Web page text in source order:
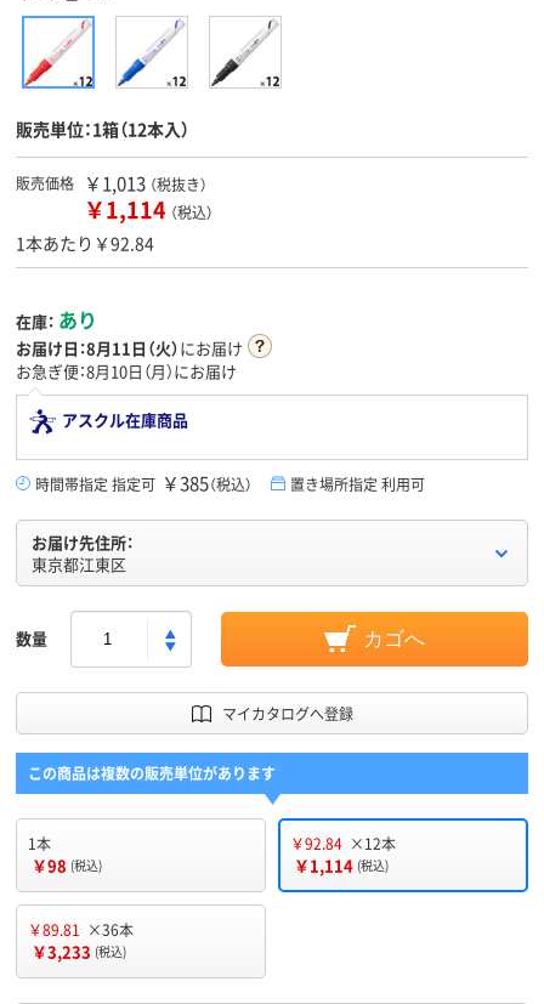
販売単位：1箱（12本入）
販売価格 ￥1,013 （税抜き）
￥1,114 （税込）
1本あたり￥92.84
在庫： あり
お届け日：8月11日（火）にお届け
お急ぎ便：8月10日（月）にお届け
アスクル在庫商品
時間帯指定 指定可 ￥385（税込） 置き場所指定 利用可
お届け先住所：
東京都江東区
数量 カゴへ
マイカタログへ登録
この商品は複数の販売単位があります
1本
￥98 (税込)
￥92.84 ×12本
￥1,114 (税込)
￥89.81 ×36本
￥3,233 (税込)